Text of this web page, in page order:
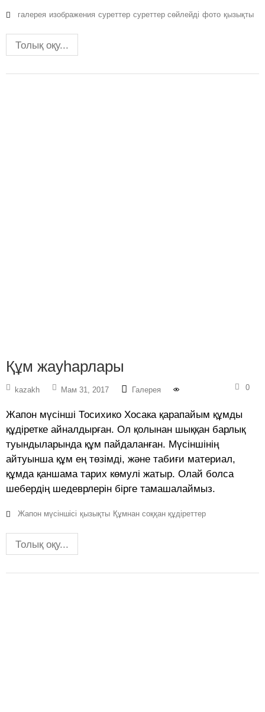
галерея изображения суреттер суреттер сөйлейді фото қызықты
Толық оқу...
Құм жауһарлары
kazakh Мам 31, 2017 Галерея 0
Жапон мүсінші Тосихико Хосака қарапайым құмды
құдіретке айналдырған. Ол қолынан шыққан барлық
туындыларында құм пайдаланған. Мүсіншінің
айтуынша құм ең төзімді, және табиғи материал,
құмда қаншама тарих көмулі жатыр. Олай болса
шебердің шедеврлерін бірге тамашалаймыз.
Жапон мүсіншісі қызықты Құмнан соққан құдіреттер
Толық оқу...